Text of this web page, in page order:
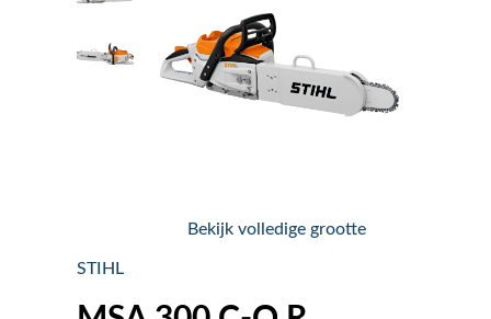
Nieuws
Over ons
Bekijk volledige grootte
STIHL